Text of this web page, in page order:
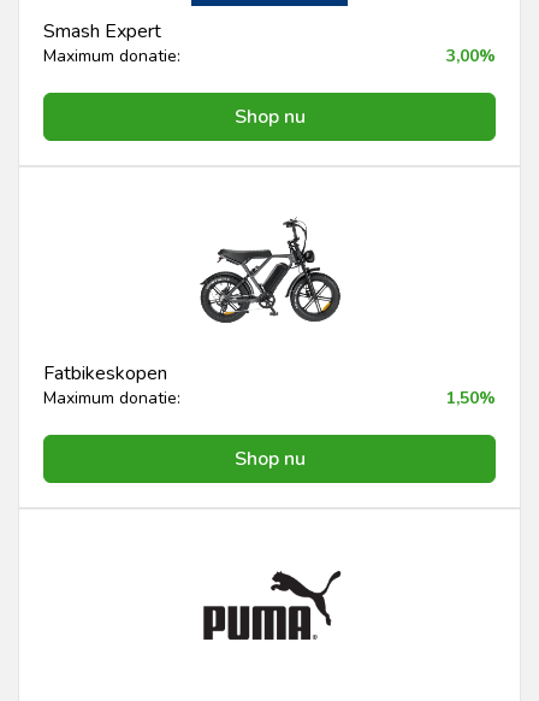
Smash Expert
Maximum donatie: 3,00%
Shop nu
Fatbikeskopen
Maximum donatie: 1,50%
Shop nu